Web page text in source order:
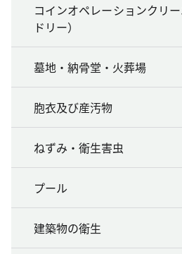
コインオペレーションクリ
ドリー）
墓地・納骨堂・火葬場
胞衣及び産汚物
ねずみ・衛生害虫
プール
建築物の衛生